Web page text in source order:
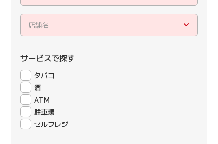
店舗名
サービスで探す
タバコ
酒
ATM
駐車場
セルフレジ